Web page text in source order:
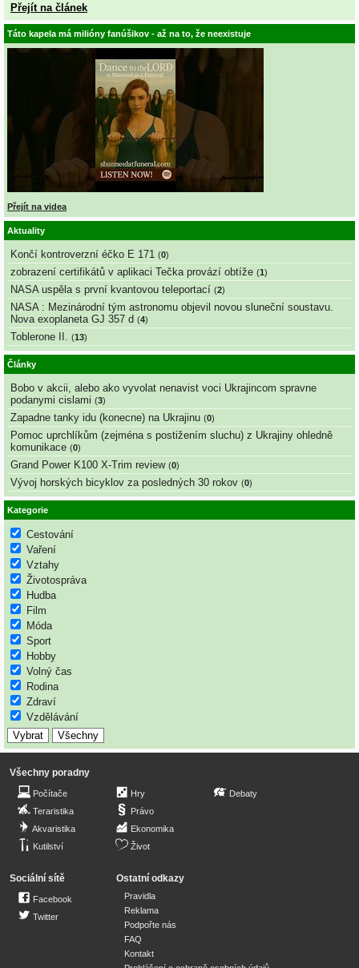
Přejít na článek
Táto kapela má milióny fanúšikov - až na to, že neexistuje
Přejít na videa
Aktuality
Končí kontroverzní éčko E 171 (0)
zobrazení certifikátů v aplikaci Tečka provází obtíže (1)
NASA uspěla s první kvantovou teleportací (2)
NASA : Mezinárodní tým astronomu objevil novou sluneční soustavu.
Nova exoplaneta GJ 357 d (4)
Toblerone II. (13)
Články
Bobo v akcii, alebo ako vyvolat nenavist voci Ukrajincom spravne
podanymi cislami (3)
Zapadne tanky idu (konecne) na Ukrajinu (0)
Pomoc uprchlíkům (zejména s postižením sluchu) z Ukrajiny ohledně
komunikace (0)
Grand Power K100 X-Trim review (0)
Vývoj horských bicyklov za posledných 30 rokov (0)
Kategorie
Cestování
Vaření
Vztahy
Životospráva
Hudba
Film
Móda
Sport
Hobby
Volný čas
Rodina
Zdraví
Vzdělávání
Všechny poradny
Počítače
Teraristika
Akvaristika
Kutilství
Hry
Právo
Ekonomika
Život
Debaty
Sociální sítě
Facebook
Twitter
Ostatní odkazy
Pravidla
Reklama
Podpořte nás
FAQ
Kontakt